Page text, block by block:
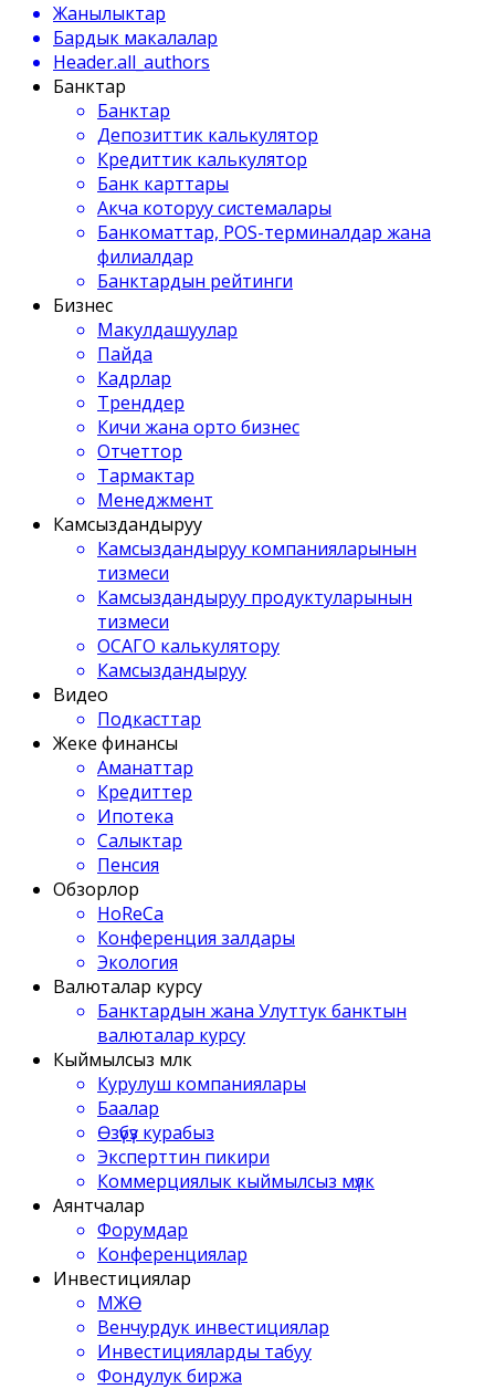
Жанылыктар
Бардык макалалар
Header.all_authors
Банктар
Банктар
Депозиттик калькулятор
Кредиттик калькулятор
Банк карттары
Акча которуу системалары
Банкоматтар, POS-терминалдар жана
филиалдар
Банктардын рейтинги
Бизнес
Макулдашуулар
Пайда
Кадрлар
Тренддер
Кичи жана орто бизнес
Отчеттор
Тармактар
Менеджмент
Камсыздандыруу
Камсыздандыруу компанияларынын
тизмеси
Камсыздандыруу продуктуларынын
тизмеси
ОСАГО калькулятору
Камсыздандыруу
Видео
Подкасттар
Жеке финансы
Аманаттар
Кредиттер
Ипотека
Салыктар
Пенсия
Обзорлор
HoReCa
Конференция залдары
Экология
Валюталар курсу
Банктардын жана Улуттук банктын
валюталар курсу
Кыймылсыз мүлк
Курулуш компаниялары
Баалар
Өзүбүз курабыз
Эксперттин пикири
Коммерциялык кыймылсыз мүлк
Аянтчалар
Форумдар
Конференциялар
Инвестициялар
МЖӨ
Венчурдук инвестициялар
Инвестицияларды табуу
Фондулук биржа